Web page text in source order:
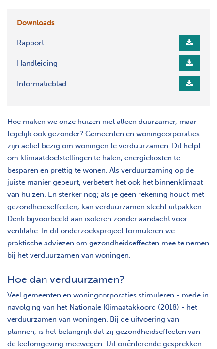
Downloads
Rapport
Handleiding
Informatieblad
Hoe maken we onze huizen niet alleen duurzamer, maar
tegelijk ook gezonder? Gemeenten en woningcorporaties
zijn actief bezig om woningen te verduurzamen. Dit helpt
om klimaatdoelstellingen te halen, energiekosten te
besparen en prettig te wonen. Als verduurzaming op de
juiste manier gebeurt, verbetert het ook het binnenklimaat
van huizen. En sterker nog; als je geen rekening houdt met
gezondheidseffecten, kan verduurzamen slecht uitpakken.
Denk bijvoorbeeld aan isoleren zonder aandacht voor
ventilatie. In dit onderzoeksproject formuleren we
praktische adviezen om gezondheidseffecten mee te nemen
bij het verduurzamen van woningen.
Hoe dan verduurzamen?
Veel gemeenten en woningcorporaties stimuleren - mede in
navolging van het Nationale Klimaatakkoord (2018) - het
verduurzamen van woningen. Bij de uitvoering van
plannen, is het belangrijk dat zij gezondheidseffecten van
de leefomgeving meewegen. Uit oriënterende gesprekken